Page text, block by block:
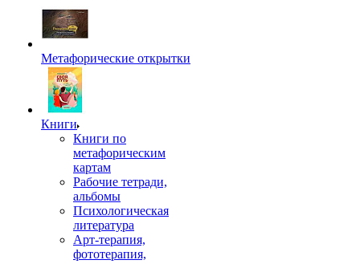
Метафорические открытки
Книги
Книги по
метафорическим
картам
Рабочие тетради,
альбомы
Психологическая
литература
Арт-терапия,
фототерапия,